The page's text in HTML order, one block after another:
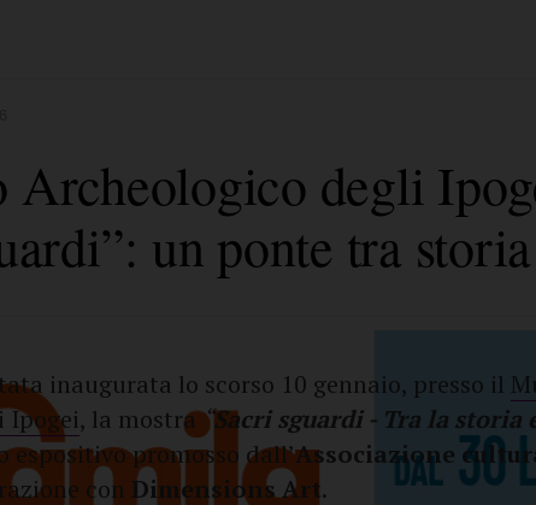
degli
un ponte tra
inaugurata lo scorso 10 gennaio, presso il
Ipogei, la mostra“Sacri sguardi - Tra la storia
espositivo promosso dall’Associazione
con Dimensions Art.